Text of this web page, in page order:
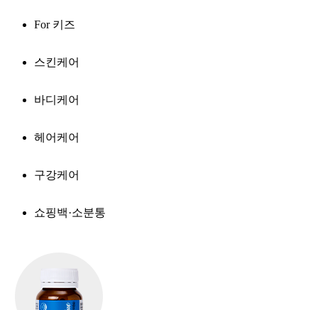
For 키즈
스킨케어
바디케어
헤어케어
구강케어
쇼핑백·소분통